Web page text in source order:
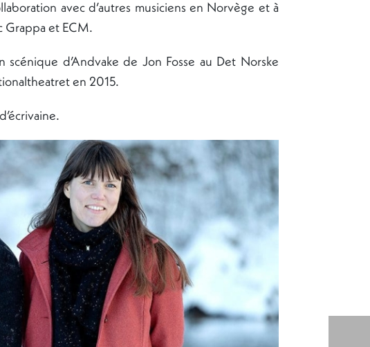
avec d’autres musiciens en Norvège et à
Grappa et ECM.
d’Andvake de Jon Fosse au Det Norske
en 2015.